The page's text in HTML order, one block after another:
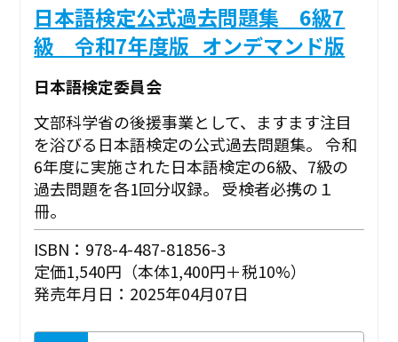
日本語検定公式過去問題集 6級7
級 令和7年度版_オンデマンド版
日本語検定委員会
文部科学省の後援事業として、ますます注目
を浴びる日本語検定の公式過去問題集。 令和
6年度に実施された日本語検定の6級、7級の
過去問題を各1回分収録。 受検者必携の１
冊。
ISBN：978-4-487-81856-3
定価1,540円（本体1,400円＋税10%）
発売年月日：2025年04月07日